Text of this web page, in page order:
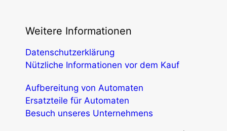
Weitere Informationen
Datenschutzerklärung
Nützliche Informationen vor dem Kauf
Aufbereitung von Automaten
Ersatzteile für Automaten
Besuch unseres Unternehmens